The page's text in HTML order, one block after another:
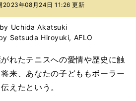
2023年08月24日 11:26 更新
Uchida Akatsuki
Setsuda Hiroyuki, AFLO
れたテニスへの愛情や歴史に触
来、あなたの子どももボーラー
えたという。